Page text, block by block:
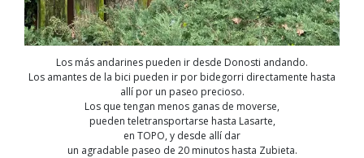
Los más andarines pueden ir desde Donosti andando.
Los amantes de la bici pueden ir por bidegorri directamente hasta
allí por un paseo precioso.
Los que tengan menos ganas de moverse,
pueden teletransportarse hasta Lasarte,
en TOPO, y desde allí dar
un agradable paseo de 20 minutos hasta Zubieta.